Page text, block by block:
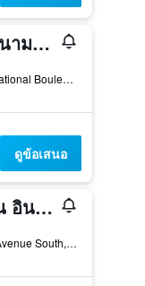
ฮิลตัน สนามบินซีแอตเทิล และศูนย์การประชุม
17620 International Boulevard, ซีแทค, WA, สหรัฐอเมริกา
ดูข้อเสนอ
แฮมป์ตัน อินน์แอนด์สวีทส์ สนามบินซีแอตเทิล/ถนนสาย 28 อเวนิว
18850 28th Avenue South, ซีแทค, WA, สหรัฐอเมริกา